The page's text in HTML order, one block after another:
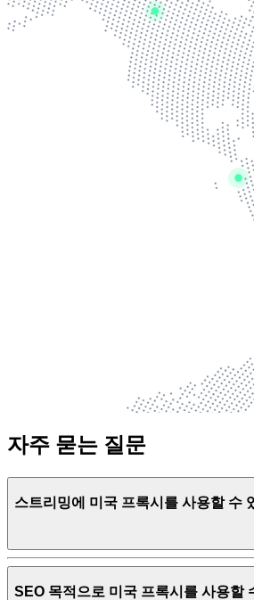
자주 묻는 질문
스트리밍에 미국 프록시를 사용할 수
SEO 목적으로 미국 프록시를 사용할